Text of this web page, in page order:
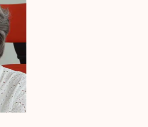
3,14